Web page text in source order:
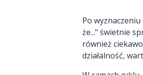
Po
że..." świetnie
również
działalność,